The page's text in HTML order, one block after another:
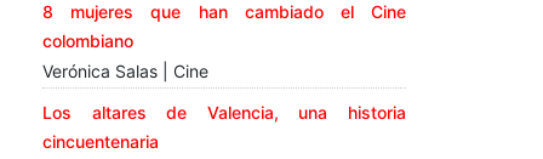
8 mujeres que han cambiado el Cine
colombiano
Verónica Salas | Cine
Los altares de Valencia, una historia
cincuentenaria